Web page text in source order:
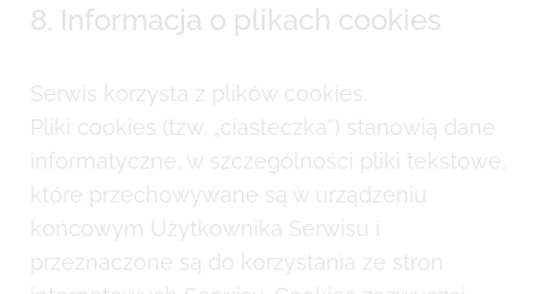
8. Informacja o plikach cookies
Serwis korzysta z plików cookies.
Pliki cookies (tzw. „ciasteczka”) stanowią dane
informatyczne, w szczególności pliki tekstowe,
które przechowywane są w urządzeniu
końcowym Użytkownika Serwisu i
przeznaczone są do korzystania ze stron